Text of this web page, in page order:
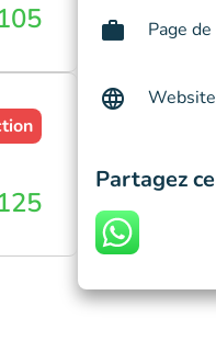
Page
Website
Partagez